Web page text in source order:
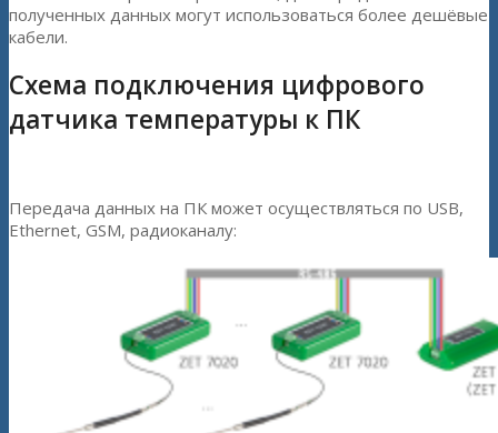
полученных данных могут использоваться более дешёвые
кабели.
Схема подключения цифрового
датчика температуры к ПК
Передача данных на ПК может осуществляться по USB,
Ethernet, GSM, радиоканалу: